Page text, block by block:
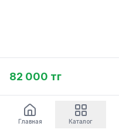
82 000 тг
Главная Каталог